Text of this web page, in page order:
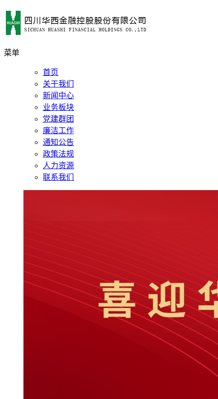
菜单
首页
关于我们
新闻中心
业务板块
党建群团
廉洁工作
通知公告
政策法规
人力资源
联系我们